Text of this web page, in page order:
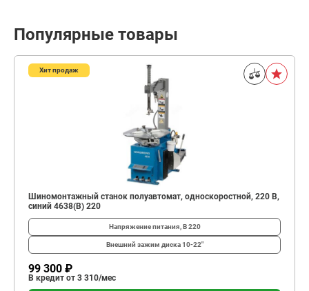
Популярные товары
Хит продаж
Шиномонтажный станок полуавтомат, односкоростной, 220 В,
синий 4638(B) 220
Напряжение питания, В220
Внешний зажим диска10-22"
99 300 ₽
В кредит от 3 310/мес